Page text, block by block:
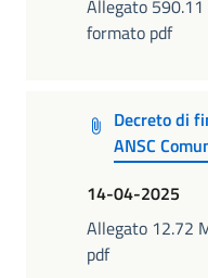
Allegato 590.11
formato pdf
Decreto di
ANSC
14-04-2025
Allegato 12.72
pdf